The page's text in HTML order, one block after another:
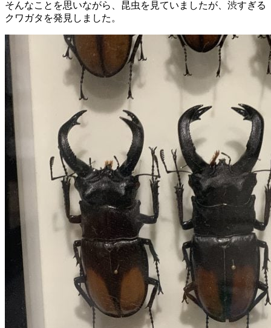
そんなことを思いながら、昆虫を見ていましたが、渋すぎる
クワガタを発見しました。